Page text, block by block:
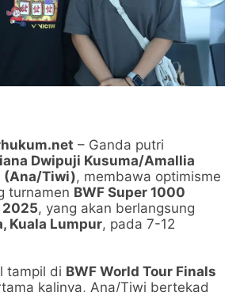
– Ganda putri
Dwipuji Kusuma/Amallia
(Ana/Tiwi), membawa optimisme
turnamen BWF Super 1000
2025, yang akan berlangsung
Kuala Lumpur, pada 7-12
tampil di BWF World Tour Finals
kalinya, Ana/Tiwi bertekad